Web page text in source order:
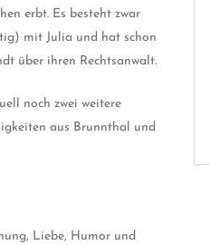
erbt. Es besteht zwar
mit Julia und hat schon
über ihren Rechtsanwalt.
noch zwei weitere
aus Brunnthal und
Liebe, Humor und